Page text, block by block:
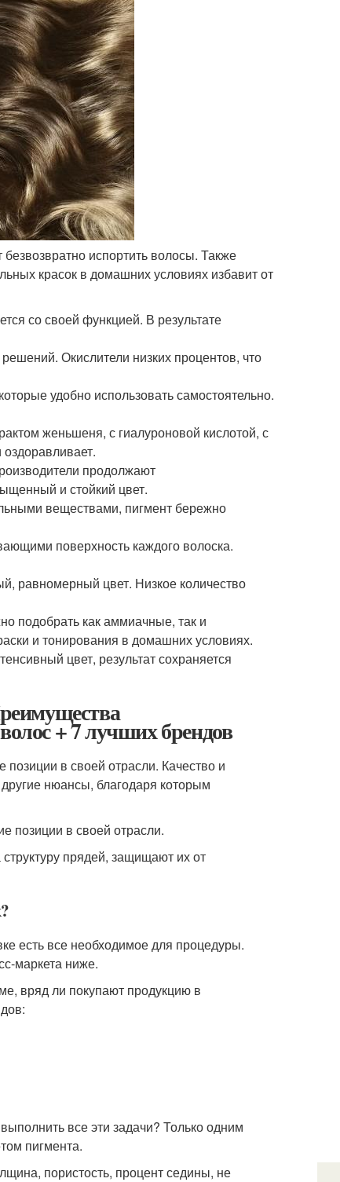
испортить волосы. Также
красок в домашних условиях избавит от
со своей функцией. В результате
Окислители низких процентов, что
удобно использовать самостоятельно.
женьшеня, с гиалуроновой кислотой, с
продолжают
и стойкий цвет.
веществами, пигмент бережно
поверхность каждого волоска.
равномерный цвет. Низкое количество
подобрать как аммиачные, так и
и тонирования в домашних условиях.
цвет, результат сохраняется
+ 7 лучших брендов
позиции в своей отрасли. Качество и
нюансы, благодаря которым
позиции в своей отрасли.
прядей, защищают их от
есть все необходимое для процедуры.
маркета ниже.
вряд ли покупают продукцию в
все эти задачи? Только одним
пигмента.
пористость, процент седины, не